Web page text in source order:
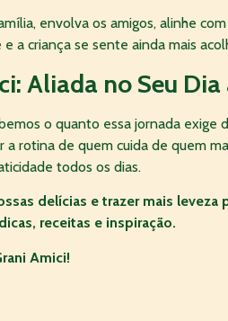
envolva os amigos, alinhe
a criança se sente ainda mais
Aliada no Seu Dia
o quanto essa jornada exige
a rotina de quem cuida de quem
todos os dias.
delícias e trazer mais leveza
receitas e inspiração.
Amici!